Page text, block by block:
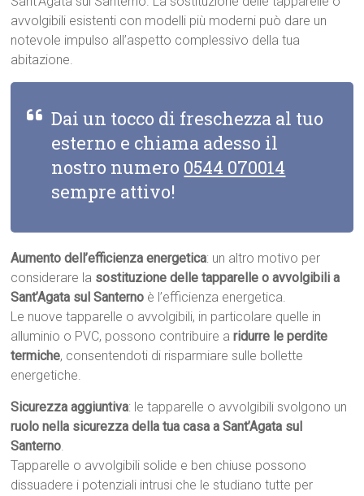
avvolgibili esistenti con modelli più moderni può dare un
notevole impulso all’aspetto complessivo della tua
abitazione.
Dai un tocco di freschezza al tuo
esterno e chiama adesso il
nostro numero 0544 070014
sempre attivo!
Aumento dell’efficienza energetica: un altro motivo per
considerare la sostituzione delle tapparelle o avvolgibili a
Sant’Agata sul Santerno è l’efficienza energetica.
Le nuove tapparelle o avvolgibili, in particolare quelle in
alluminio o PVC, possono contribuire aridurre le perdite
termiche, consentendoti di risparmiare sulle bollette
energetiche.
Sicurezza aggiuntiva: le tapparelle o avvolgibili svolgono un
ruolo nella sicurezza della tua casa a Sant’Agata sul
Santerno.
Tapparelle o avvolgibili solide e ben chiuse possono
dissuadere i potenziali intrusi che le studiano tutte per